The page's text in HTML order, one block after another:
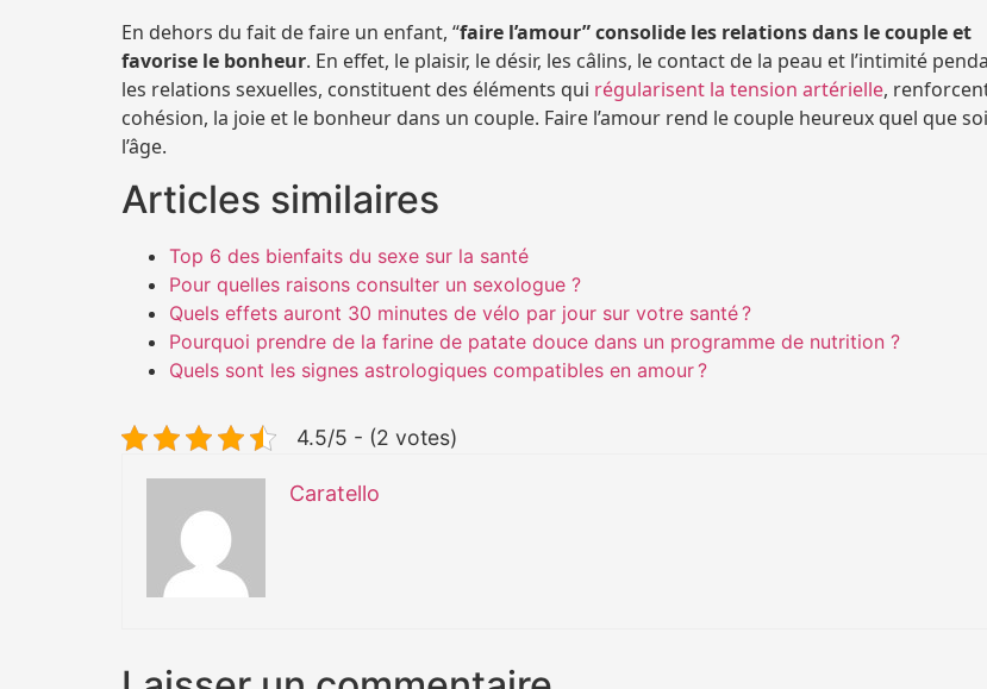
En dehors du fait de faire un enfant, “faire l’amour” consolide les relations dans le couple et
favorise le bonheur. En effet, le plaisir, le désir, les câlins, le contact de la peau et l’intimité
les relations sexuelles, constituent des éléments qui régularisent la tension artérielle,
cohésion, la joie et le bonheur dans un couple. Faire l’amour rend le couple heureux quel que
l’âge.
Articles similaires
Top 6 des bienfaits du sexe sur la santé
Pour quelles raisons consulter un sexologue ?
Quels effets auront 30 minutes de vélo par jour sur votre santé ?
Pourquoi prendre de la farine de patate douce dans un programme de nutrition ?
Quels sont les signes astrologiques compatibles en amour ?
4.5/5 - (2 votes)
Caratello